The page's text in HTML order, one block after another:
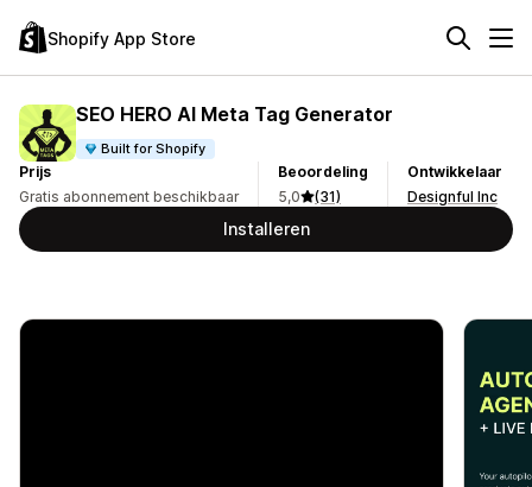
Shopify App Store
SEO HERO AI Meta Tag Generator
Built for Shopify
Prijs
Gratis abonnement beschikbaar
Beoordeling
5,0
(31)
Ontwikkelaar
Designful Inc
Installeren